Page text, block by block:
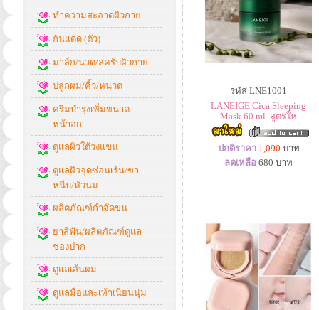
ทำความสะอาดผิวกาย
กันแดด (ตัว)
มาส์ก/นวด/สครับผิวกาย
ปลูกผม/คิ้ว/หนวด
ครีมบำรุงเพิ่มขนาด
หน้าอก
ดูแลผิวใต้วงแขน
ดูแลผิวจุดซ่อนเร้น/ขา
หนีบ/หัวนม
ผลิตภัณฑ์กำจัดขน
ยาสีฟัน/ผลิตภัณฑ์ดูแล
ช่องปาก
ดูแลเส้นผม
ดูแลมือและเท้าเนียนนุ่ม
รหัส LNE1001
LANEIGE Cica Sleeping
Mask 60 ml. สูตรให
ปกติราคา 1,090บาท
ลดเหลือ 680 บาท